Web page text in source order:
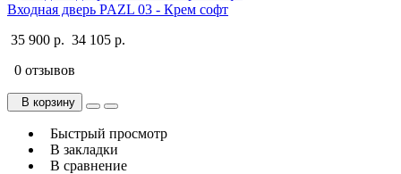
Входная дверь PAZL 03 - Крем софт
35 900 р. 34 105 р.
0 отзывов
В корзину
Быстрый просмотр
В закладки
В сравнение